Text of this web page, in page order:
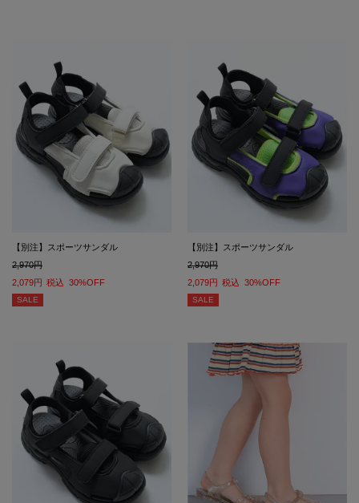
【別注】スポーツサンダル
2,970
2,079
税込 30%OFF
SALE
【別注】スポーツサンダル
2,970
2,079
税込 30%OFF
SALE